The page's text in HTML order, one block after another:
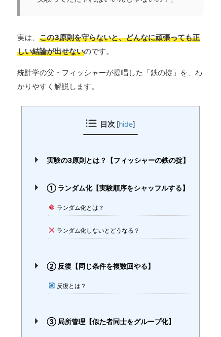
実は、 この3原則を守らないと、どんなに頑張っても正
しい結論が出せないのです。
統計学の父・フィッシャーが提唱した「鉄の掟」を、わ
かりやすく解説します。
目次 [hide]
実験の3原則とは？【フィッシャーの鉄の掟】
① ランダム化【実験順序をシャッフルする】
ランダム化とは？
ランダム化しないとどうなる？
② 反復【同じ条件を複数回やる】
反復とは？
③ 局所管理【似た者同士をグループ化】